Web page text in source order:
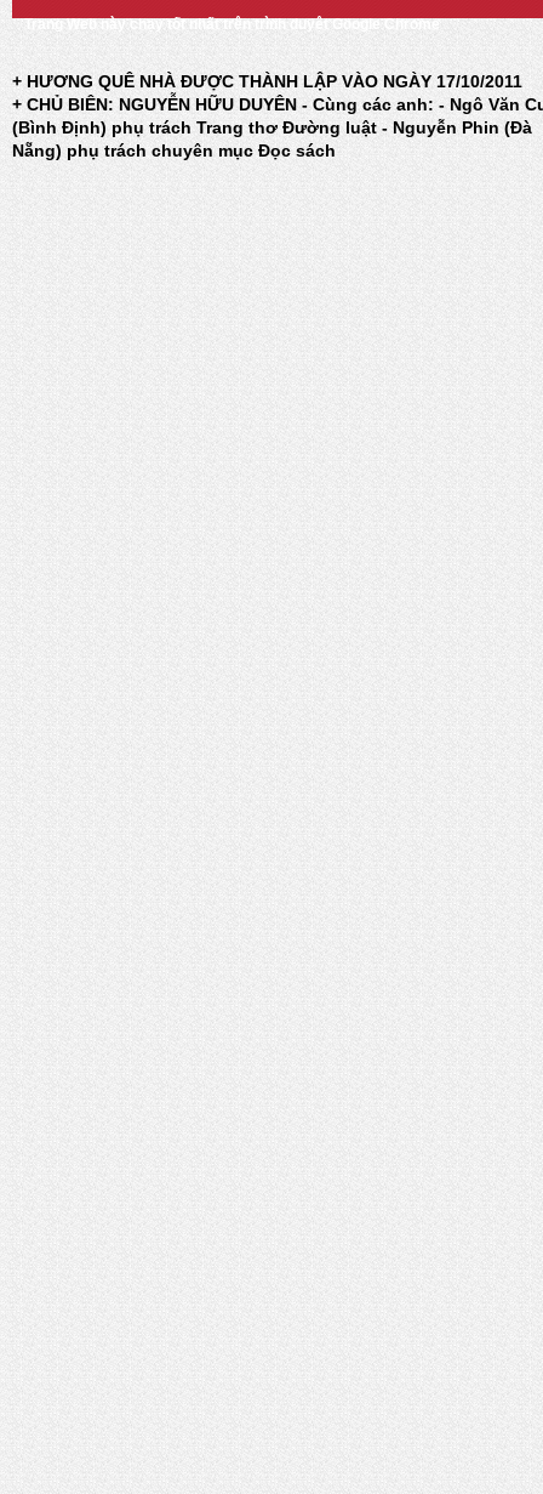
Trang Web này chạy tốt nhất trên trình duyệt Google Chrome
+ HƯƠNG QUÊ NHÀ ĐƯỢC THÀNH LẬP VÀO NGÀY 17/10/2011
+ CHỦ BIÊN: NGUYỄN HỮU DUYÊN - Cùng các anh: - Ngô Văn
(Bình Định) phụ trách Trang thơ Đường luật - Nguyễn Phin (Đà
Nẵng) phụ trách chuyên mục Đọc sách